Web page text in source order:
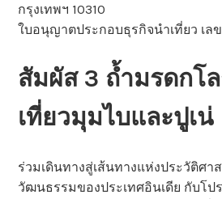
กรุงเทพฯ 10310
ใบอนุญาตประกอบธุรกิจนำเที่ยว เลข
สัมผัส 3 ถ้ำมรดกโ
เที่ยวมุมไบและปูเน่
ร่วมเดินทางสู่เส้นทางแห่งประวัติศา
วัฒนธรรมของประเทศอินเดีย กับโ